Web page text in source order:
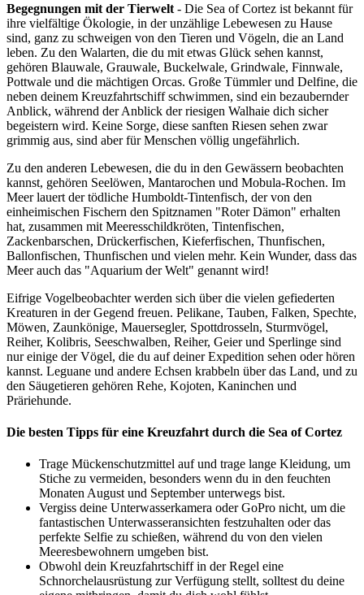
Begegnungen mit der Tierwelt - Die Sea of Cortez ist bekannt für
ihre vielfältige Ökologie, in der unzählige Lebewesen zu Hause
sind, ganz zu schweigen von den Tieren und Vögeln, die an Land
leben. Zu den Walarten, die du mit etwas Glück sehen kannst,
gehören Blauwale, Grauwale, Buckelwale, Grindwale, Finnwale,
Pottwale und die mächtigen Orcas. Große Tümmler und Delfine, die
neben deinem Kreuzfahrtschiff schwimmen, sind ein bezaubernder
Anblick, während der Anblick der riesigen Walhaie dich sicher
begeistern wird. Keine Sorge, diese sanften Riesen sehen zwar
grimmig aus, sind aber für Menschen völlig ungefährlich.
Zu den anderen Lebewesen, die du in den Gewässern beobachten
kannst, gehören Seelöwen, Mantarochen und Mobula-Rochen. Im
Meer lauert der tödliche Humboldt-Tintenfisch, der von den
einheimischen Fischern den Spitznamen "Roter Dämon" erhalten
hat, zusammen mit Meeresschildkröten, Tintenfischen,
Zackenbarschen, Drückerfischen, Kieferfischen, Thunfischen,
Ballonfischen, Thunfischen und vielen mehr. Kein Wunder, dass das
Meer auch das "Aquarium der Welt" genannt wird!
Eifrige Vogelbeobachter werden sich über die vielen gefiederten
Kreaturen in der Gegend freuen. Pelikane, Tauben, Falken, Spechte,
Möwen, Zaunkönige, Mauersegler, Spottdrosseln, Sturmvögel,
Reiher, Kolibris, Seeschwalben, Reiher, Geier und Sperlinge sind
nur einige der Vögel, die du auf deiner Expedition sehen oder hören
kannst. Leguane und andere Echsen krabbeln über das Land, und zu
den Säugetieren gehören Rehe, Kojoten, Kaninchen und
Präriehunde.
Die besten Tipps für eine Kreuzfahrt durch die Sea of Cortez
Trage Mückenschutzmittel auf und trage lange Kleidung, um
Stiche zu vermeiden, besonders wenn du in den feuchten
Monaten August und September unterwegs bist.
Vergiss deine Unterwasserkamera oder GoPro nicht, um die
fantastischen Unterwasseransichten festzuhalten oder das
perfekte Selfie zu schießen, während du von den vielen
Meeresbewohnern umgeben bist.
Obwohl dein Kreuzfahrtschiff in der Regel eine
Schnorchelausrüstung zur Verfügung stellt, solltest du deine